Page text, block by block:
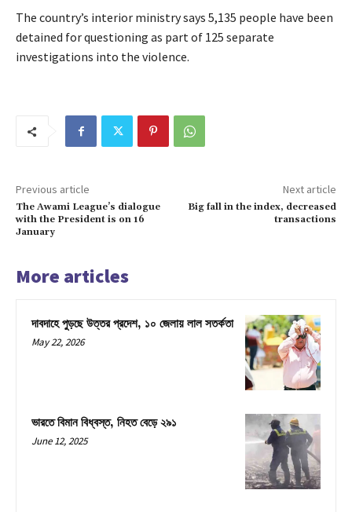
The country’s interior ministry says 5,135 people have been
detained for questioning as part of 125 separate
investigations into the violence.
Previous article
The Awami League’s dialogue
with the President is on 16
January
Next article
Big fall in the index, decreased
transactions
More articles
দাবদাহে পুড়ছে উত্তর প্রদেশ, ১০ জেলায় লাল সতর্কতা
May 22, 2026
ভারতে বিমান বিধ্বস্ত, নিহত বেড়ে ২৯১
June 12, 2025